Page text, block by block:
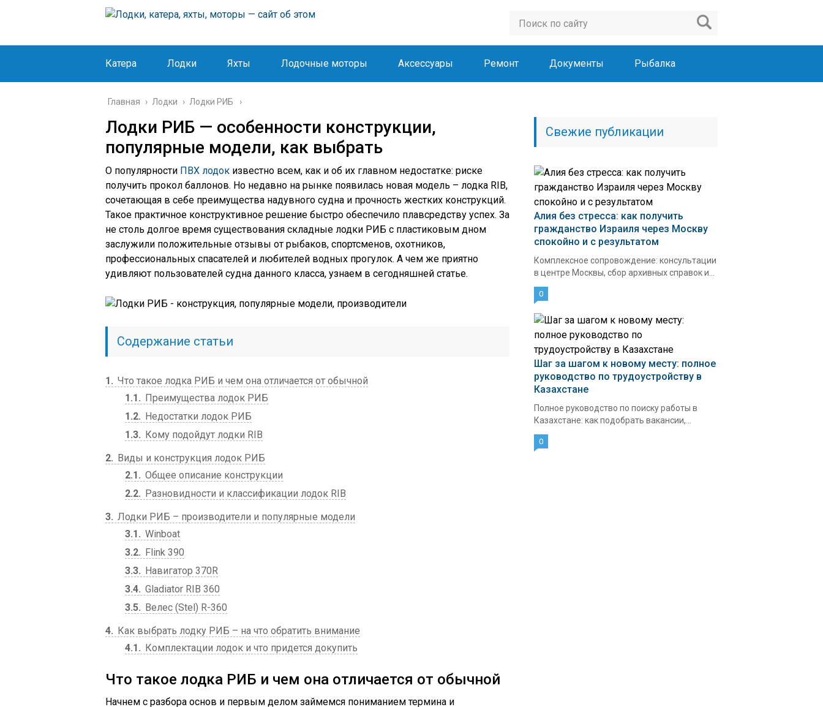
Катера Лодки Яхты Лодочные моторы Аксессуары Ремонт Документы Рыбалка
Главная › Лодки › Лодки РИБ
Лодки РИБ — особенности конструкции,
популярные модели, как выбрать
О популярности ПВХ лодок известно всем, как и об их главном недостатке: риске
получить прокол баллонов. Но недавно на рынке появилась новая модель – лодка RIB,
сочетающая в себе преимущества надувного судна и прочность жестких конструкций.
Такое практичное конструктивное решение быстро обеспечило плавсредству успех. За
не столь долгое время существования складные лодки РИБ с пластиковым дном
заслужили положительные отзывы от рыбаков, спортсменов, охотников,
профессиональных спасателей и любителей водных прогулок. А чем же приятно
удивляют пользователей судна данного класса, узнаем в сегодняшней статье.
Содержание статьи
1
Что такое лодка РИБ и чем она отличается от обычной
1.1
Преимущества лодок РИБ
1.2
Недостатки лодок РИБ
1.3
Кому подойдут лодки RIB
2
Виды и конструкция лодок РИБ
2.1
Общее описание конструкции
2.2
Разновидности и классификации лодок RIB
3 Лодки РИБ – производители и популярные модели
3.1
Winboat
3.2
Flink 390
3.3
Навигатор 370R
3.4 Gladiator RIB 360
3.5
Велес (Stel) R-360
4
Как выбрать лодку РИБ – на что обратить внимание
4.1
Комплектации лодок и что придется докупить
Что такое лодка РИБ и чем она отличается от обычной
Начнем с разбора основ и первым делом займемся пониманием термина и
Свежие публикации
Алия без стресса: как получить
гражданство Израиля через Москву
спокойно и с результатом
Комплексное сопровождение: консультации
в центре Москвы, сбор архивных справок и...
0
Шаг за шагом к новому месту: полное
руководство по трудоустройству в
Казахстане
Полное руководство по поиску работы в
Казахстане: как подобрать вакансии,...
0